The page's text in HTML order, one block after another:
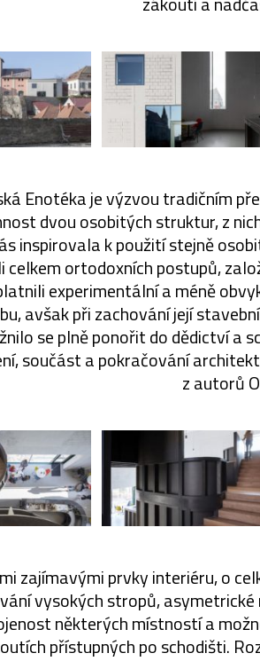
Enotéka je výzvou tradičním
dvou osobitých struktur, z
inspirovala k použití stejně
celkem ortodoxních postupů,
experimentální a méně
avšak při zachování její
se plně ponořit do dědictví a
součást a pokračování
z autorů
zajímavými prvky interiéru, o
vysokých stropů,
některých místností a
přístupných po schodišti.